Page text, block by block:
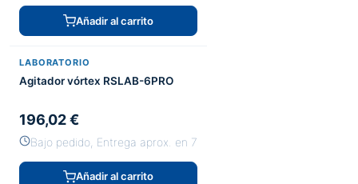
Añadir al carrito
LABORATORIO
Agitador vórtex RSLAB-6PRO
196,02 €
Bajo pedido, Entrega aprox. en 7
Añadir al carrito